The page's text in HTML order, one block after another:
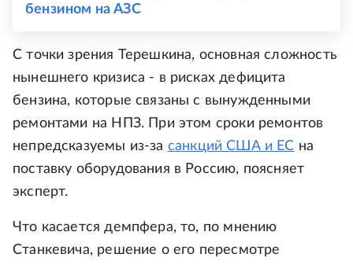
бензином на АЗС
С точки зрения Терешкина, основная сложность
нынешнего кризиса - в рисках дефицита
бензина, которые связаны с вынужденными
ремонтами на НПЗ. При этом сроки ремонтов
непредсказуемы из-за санкций США и ЕС на
поставку оборудования в Россию, поясняет
эксперт.
Что касается демпфера, то, по мнению
Станкевича, решение о его пересмотре